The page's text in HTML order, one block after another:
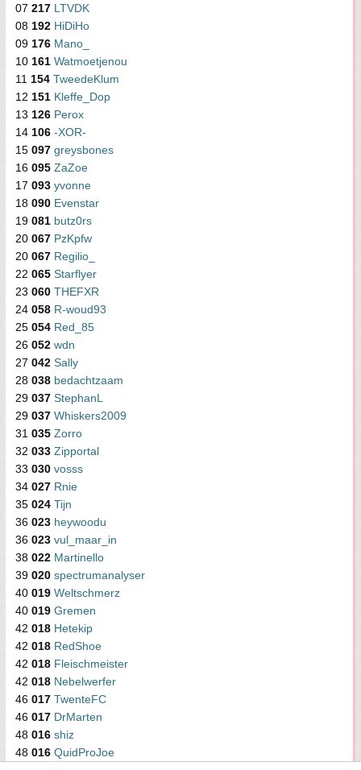
07 217 LTVDK
08 192 HiDiHo
09 176 Mano_
10 161 Watmoetjenou
11 154 TweedeKlum
12 151 Kleffe_Dop
13 126 Perox
14 106 -XOR-
15 097 greysbones
16 095 ZaZoe
17 093 yvonne
18 090 Evenstar
19 081 butz0rs
20 067 PzKpfw
20 067 Regilio_
22 065 Starflyer
23 060 THEFXR
24 058 R-woud93
25 054 Red_85
26 052 wdn
27 042 Sally
28 038 bedachtzaam
29 037 StephanL
29 037 Whiskers2009
31 035 Zorro
32 033 Zipportal
33 030 vosss
34 027 Rnie
35 024 Tijn
36 023 heywoodu
36 023 vul_maar_in
38 022 Martinello
39 020 spectrumanalyser
40 019 Weltschmerz
40 019 Gremen
42 018 Hetekip
42 018 RedShoe
42 018 Fleischmeister
42 018 Nebelwerfer
46 017 TwenteFC
46 017 DrMarten
48 016 shiz
48 016 QuidProJoe